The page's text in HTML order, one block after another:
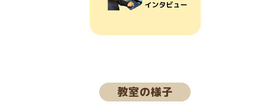
カ
テ
教室の様子